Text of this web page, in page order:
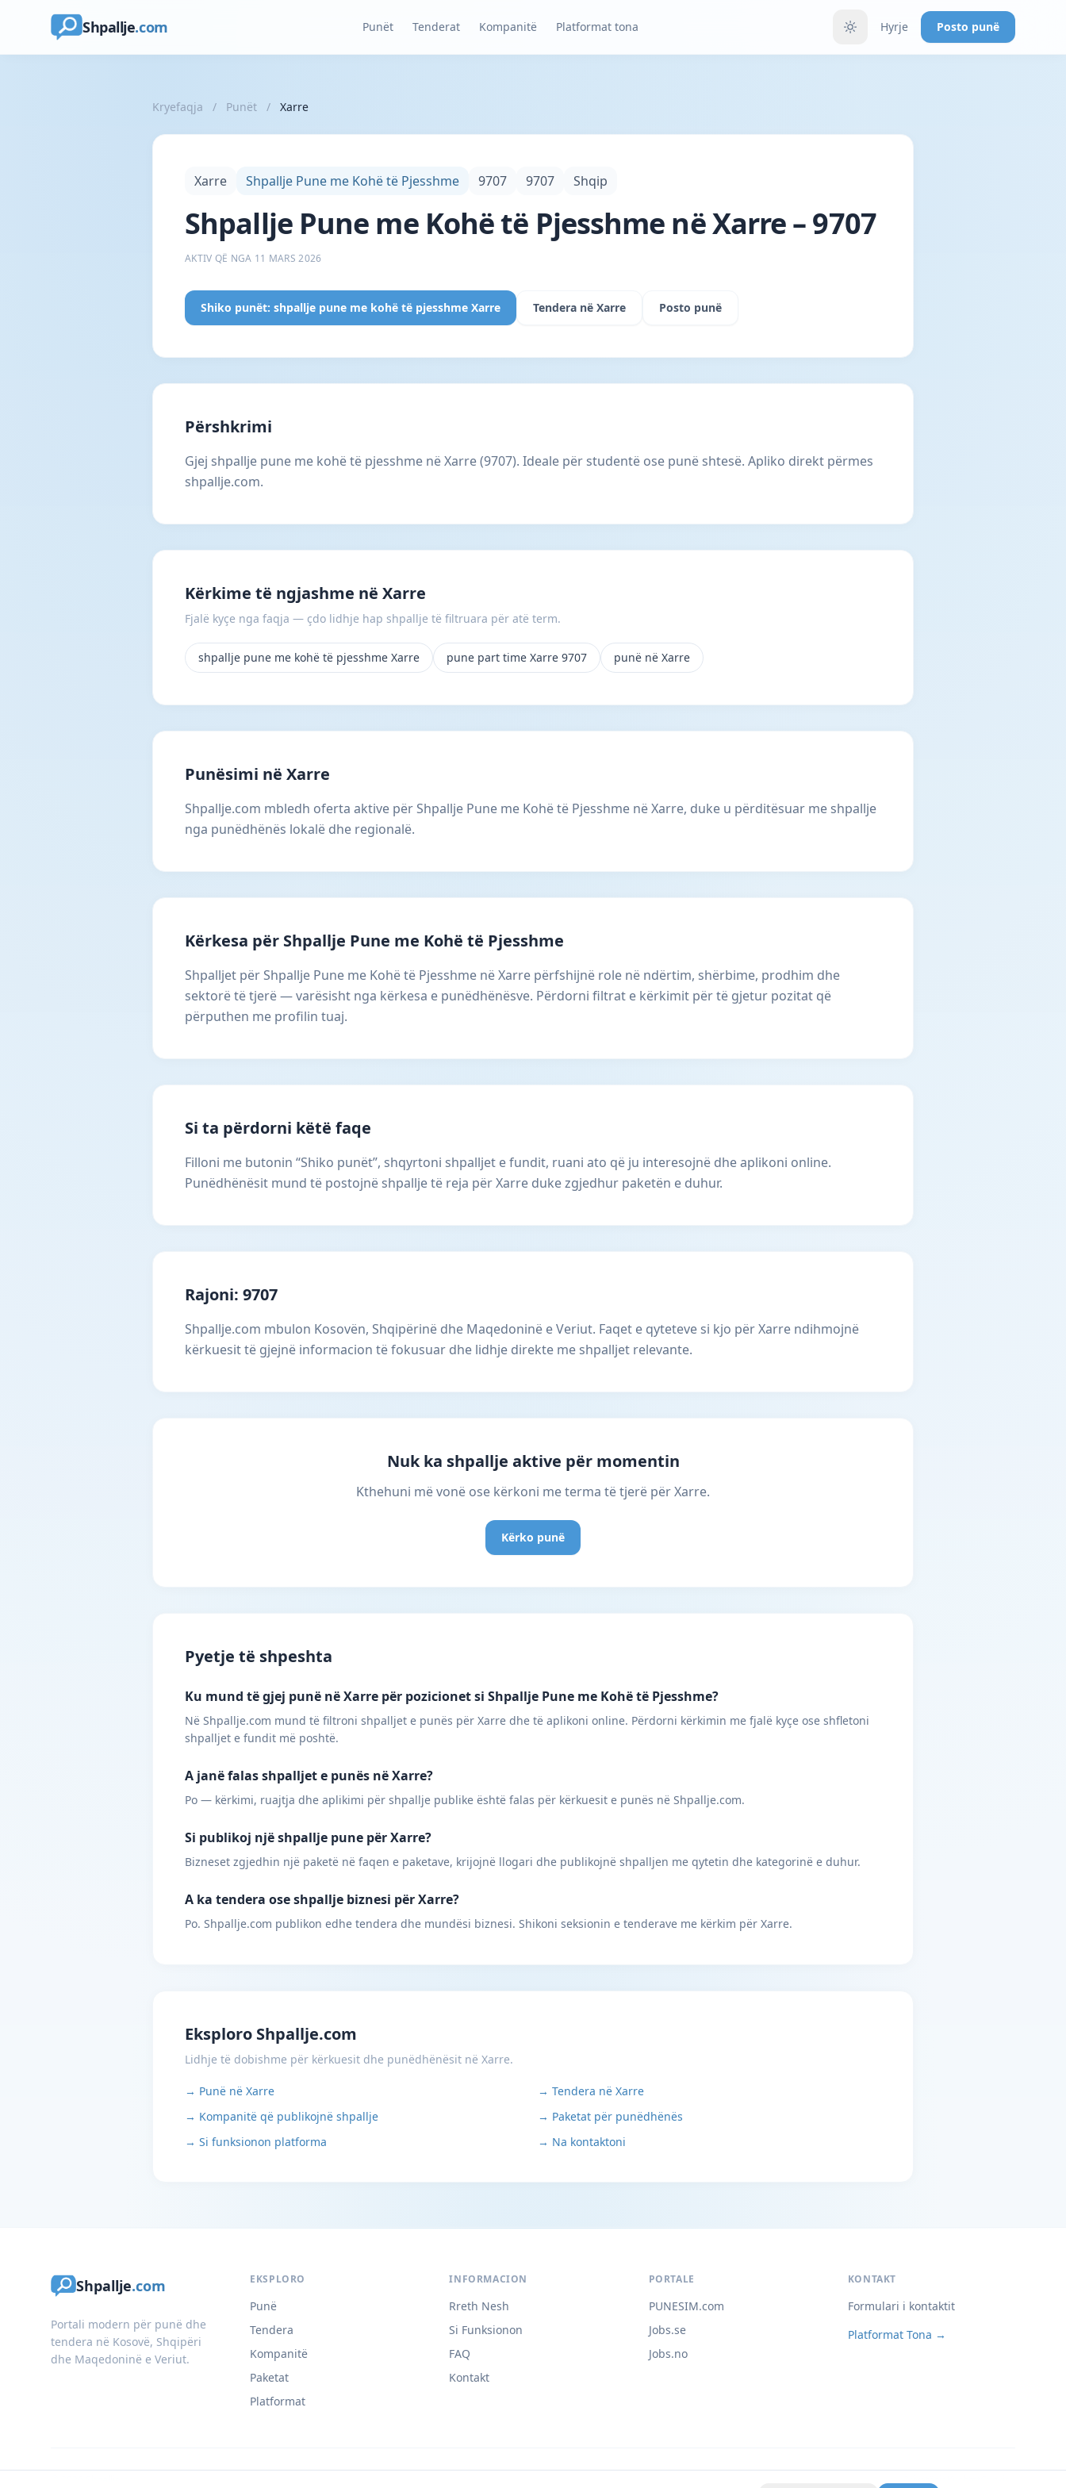
Shpallje.com Punët Tenderat Kompanitë Platformat tona Hyrje Posto punë
Kryefaqja / Punët / Xarre
Xarre Shpallje Pune me Kohë të Pjesshme 9707 9707 Shqip
Shpallje Pune me Kohë të Pjesshme në Xarre – 9707
AKTIV QË NGA 11 MARS 2026
Shiko punët: shpallje pune me kohë të pjesshme Xarre Tendera në Xarre Posto punë
Përshkrimi
Gjej shpallje pune me kohë të pjesshme në Xarre (9707). Ideale për studentë ose punë shtesë. Apliko direkt përmes
shpallje.com.
Kërkime të ngjashme në Xarre
Fjalë kyçe nga faqja — çdo lidhje hap shpallje të filtruara për atë term.
shpallje pune me kohë të pjesshme Xarre pune part time Xarre 9707 punë në Xarre
Punësimi në Xarre
Shpallje.com mbledh oferta aktive për Shpallje Pune me Kohë të Pjesshme në Xarre, duke u përditësuar me shpallje
nga punëdhënës lokalë dhe regionalë.
Kërkesa për Shpallje Pune me Kohë të Pjesshme
Shpalljet për Shpallje Pune me Kohë të Pjesshme në Xarre përfshijnë role në ndërtim, shërbime, prodhim dhe
sektorë të tjerë — varësisht nga kërkesa e punëdhënësve. Përdorni filtrat e kërkimit për të gjetur pozitat që
përputhen me profilin tuaj.
Si ta përdorni këtë faqe
Filloni me butonin “Shiko punët”, shqyrtoni shpalljet e fundit, ruani ato që ju interesojnë dhe aplikoni online.
Punëdhënësit mund të postojnë shpallje të reja për Xarre duke zgjedhur paketën e duhur.
Rajoni: 9707
Shpallje.com mbulon Kosovën, Shqipërinë dhe Maqedoninë e Veriut. Faqet e qyteteve si kjo për Xarre ndihmojnë
kërkuesit të gjejnë informacion të fokusuar dhe lidhje direkte me shpalljet relevante.
Nuk ka shpallje aktive për momentin
Kthehuni më vonë ose kërkoni me terma të tjerë për Xarre.
Kërko punë
Pyetje të shpeshta
Ku mund të gjej punë në Xarre për pozicionet si Shpallje Pune me Kohë të Pjesshme?
Në Shpallje.com mund të filtroni shpalljet e punës për Xarre dhe të aplikoni online. Përdorni kërkimin me fjalë kyçe ose shfletoni
shpalljet e fundit më poshtë.
A janë falas shpalljet e punës në Xarre?
Po — kërkimi, ruajtja dhe aplikimi për shpallje publike është falas për kërkuesit e punës në Shpallje.com.
Si publikoj një shpallje pune për Xarre?
Bizneset zgjedhin një paketë në faqen e paketave, krijojnë llogari dhe publikojnë shpalljen me qytetin dhe kategorinë e duhur.
A ka tendera ose shpallje biznesi për Xarre?
Po. Shpallje.com publikon edhe tendera dhe mundësi biznesi. Shikoni seksionin e tenderave me kërkim për Xarre.
Eksploro Shpallje.com
Lidhje të dobishme për kërkuesit dhe punëdhënësit në Xarre.
→ Punë në Xarre
→ Tendera në Xarre
→ Kompanitë që publikojnë shpallje
→ Paketat për punëdhënës
→ Si funksionon platforma
→ Na kontaktoni
Shpallje.com
Portali modern për punë dhe
tendera në Kosovë, Shqipëri
dhe Maqedoninë e Veriut.
EKSPLORO
Punë
Tendera
Kompanitë
Paketat
Platformat
INFORMACION
Rreth Nesh
Si Funksionon
FAQ
Kontakt
PORTALE
PUNESIM.com
Jobs.se
Jobs.no
KONTAKT
Formulari i kontaktit
Platformat Tona →